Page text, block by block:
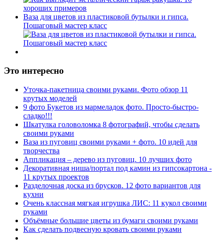
Ваза для цветов из пластиковой бутылки и гипса.
Пошаговый мастер класс
Это интересно
Уточка-пакетница своими руками. Фото обзор 11
крутых моделей
9 фото Букетов из мармеладок фото. Просто-быстро-
сладко!!!
Шкатулка головоломка 8 фотографий, чтобы сделать
своими руками
Ваза из пуговиц своими руками + фото. 10 идей для
творчества
Аппликация – дерево из пуговиц. 10 лучших фото
Декоративная ниша/портал под камин из гипсокартона -
11 крутых проектов
Разделочная доска из брусков. 12 фото вариантов для
кухни
Очень классная мягкая игрушка ЛИС: 11 кукол своими
руками
Объёмные большие цветы из бумаги своими руками
Как сделать подвесную кровать своими руками